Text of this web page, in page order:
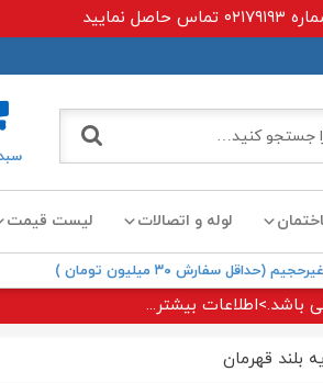
لوله و اتصالات لیست قیمت
(حداقل سفارش ۳۰ میلیون تومان )
باشد.>اطلاعات بیشتر...